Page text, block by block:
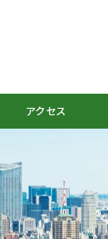
アクセス